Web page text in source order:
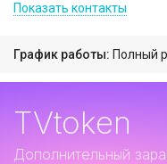
Показать контакты
График работы: Полный
TVtoken
Дополнительный